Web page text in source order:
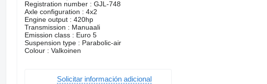
Registration number : GJL-748
Axle configuration : 4x2
Engine output : 420hp
Transmission : Manuaali
Emission class : Euro 5
Suspension type : Parabolic-air
Colour : Valkoinen
Solicitar información adicional